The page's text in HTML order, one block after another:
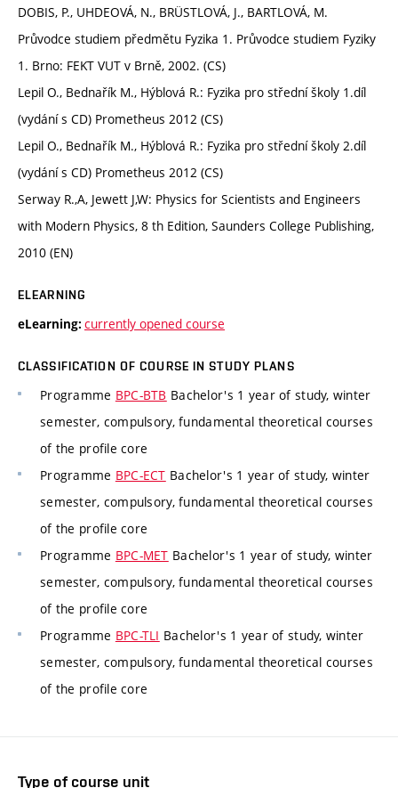
DOBIS, P., UHDEOVÁ, N., BRÜSTLOVÁ, J., BARTLOVÁ, M.
Průvodce studiem předmětu Fyzika 1. Průvodce studiem Fyziky
1. Brno: FEKT VUT v Brně, 2002. (CS)
Lepil O., Bednařík M., Hýblová R.: Fyzika pro střední školy 1.díl
(vydání s CD) Prometheus 2012 (CS)
Lepil O., Bednařík M., Hýblová R.: Fyzika pro střední školy 2.díl
(vydání s CD) Prometheus 2012 (CS)
Serway R.,A, Jewett J,W: Physics for Scientists and Engineers
with Modern Physics, 8 th Edition, Saunders College Publishing,
2010 (EN)
ELEARNING
eLearning: currently opened course
CLASSIFICATION OF COURSE IN STUDY PLANS
Programme BPC-BTB Bachelor's 1 year of study, winter
semester, compulsory, fundamental theoretical courses
of the profile core
Programme BPC-ECT Bachelor's 1 year of study, winter
semester, compulsory, fundamental theoretical courses
of the profile core
Programme BPC-MET Bachelor's 1 year of study, winter
semester, compulsory, fundamental theoretical courses
of the profile core
Programme BPC-TLI Bachelor's 1 year of study, winter
semester, compulsory, fundamental theoretical courses
of the profile core
Type of course unit